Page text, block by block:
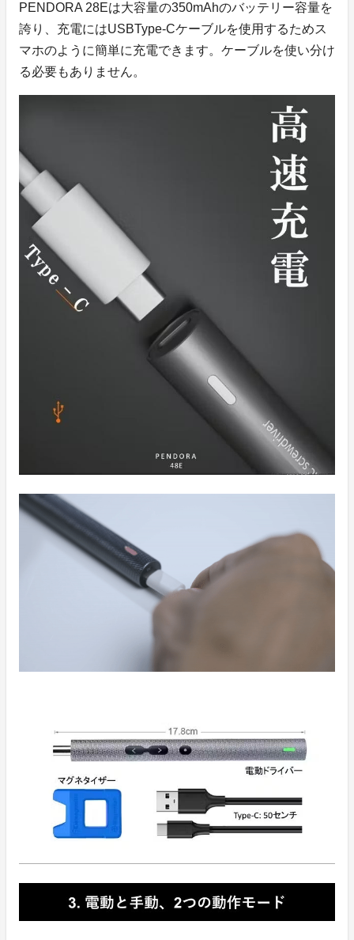
PENDORA 28Eは大容量の350mAhのバッテリー容量を
誇り、充電にはUSBType-Cケーブルを使用するためス
マホのように簡単に充電できます。ケーブルを使い分け
る必要もありません。